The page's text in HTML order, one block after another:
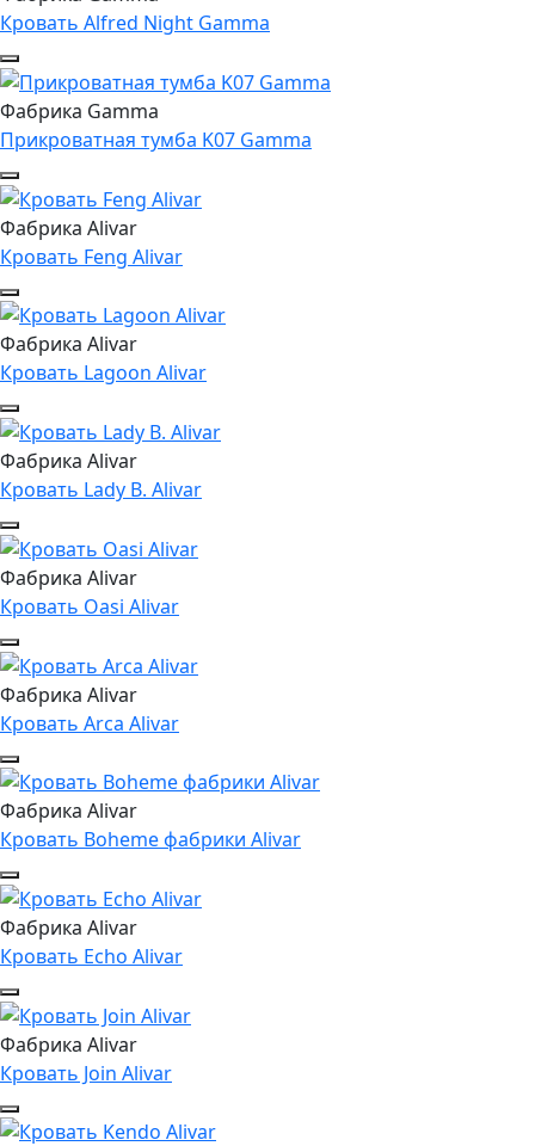
Кровать Alfred Night Gamma
Фабрика Gamma
Прикроватная тумба K07 Gamma
Фабрика Alivar
Кровать Feng Alivar
Фабрика Alivar
Кровать Lagoon Alivar
Фабрика Alivar
Кровать Lady B. Alivar
Фабрика Alivar
Кровать Oasi Alivar
Фабрика Alivar
Кровать Arca Alivar
Фабрика Alivar
Кровать Boheme фабрики Alivar
Фабрика Alivar
Кровать Echo Alivar
Фабрика Alivar
Кровать Join Alivar